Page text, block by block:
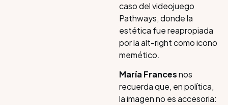
caso del videojuego
Pathways, donde la
estética fue reapropiada
por la alt-right como icono
memético.
María Francesnos
recuerda que, en política,
la imagen no es accesoria: